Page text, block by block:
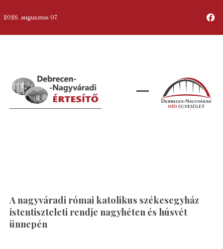
2026. augusztus 07.
A nagyváradi római katolikus székesegyház
istentiszteleti rendje nagyhéten és húsvét
ünnepén